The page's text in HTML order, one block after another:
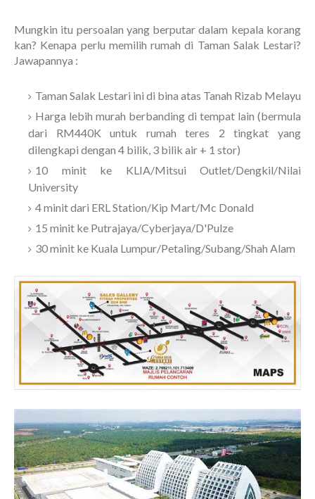
Mungkin itu persoalan yang berputar dalam kepala korang
kan? Kenapa perlu memilih rumah di Taman Salak Lestari?
Jawapannya :
Taman Salak Lestari ini di bina atas Tanah Rizab Melayu
Harga lebih murah berbanding di tempat lain (bermula
dari RM440K untuk rumah teres 2 tingkat yang
dilengkapi dengan 4 bilik, 3 bilik air + 1 stor)
10 minit ke KLIA/Mitsui Outlet/Dengkil/Nilai
University
4 minit dari ERL Station/Kip Mart/Mc Donald
15 minit ke Putrajaya/Cyberjaya/D'Pulze
30 minit ke Kuala Lumpur/Petaling/Subang/Shah Alam